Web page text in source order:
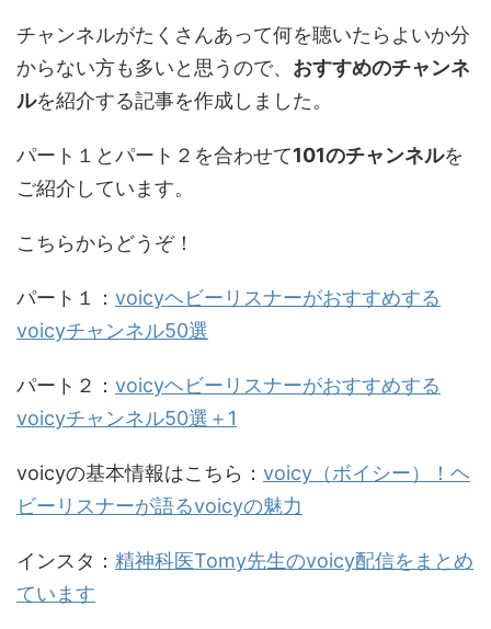
チャンネルがたくさんあって何を聴いたらよいか分
からない方も多いと思うので、 おすすめのチャンネ
ルを紹介する記事を作成しました。
パート１とパート２を合わせて101のチャンネルを
ご紹介しています。
こちらからどうぞ！
パート１： voicyヘビーリスナーがおすすめする
voicyチャンネル50選
パート２： voicyヘビーリスナーがおすすめする
voicyチャンネル50選＋1
voicyの基本情報はこちら： voicy（ボイシー）！ヘ
ビーリスナーが語るvoicyの魅力
インスタ： 精神科医Tomy先生のvoicy配信をまとめ
ています